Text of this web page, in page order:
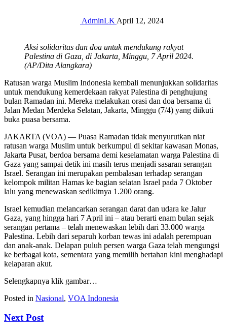
AdminLK April 12, 2024
Aksi solidaritas dan doa untuk mendukung rakyat
Palestina di Gaza, di Jakarta, Minggu, 7 April 2024.
(AP/Dita Alangkara)
Ratusan warga Muslim Indonesia kembali menunjukkan solidaritas
untuk mendukung kemerdekaan rakyat Palestina di penghujung
bulan Ramadan ini. Mereka melakukan orasi dan doa bersama di
Jalan Medan Merdeka Selatan, Jakarta, Minggu (7/4) yang diikuti
buka puasa bersama.
JAKARTA (VOA) — Puasa Ramadan tidak menyurutkan niat
ratusan warga Muslim untuk berkumpul di sekitar kawasan Monas,
Jakarta Pusat, berdoa bersama demi keselamatan warga Palestina di
Gaza yang sampai detik ini masih terus menjadi sasaran serangan
Israel. Serangan ini merupakan pembalasan terhadap serangan
kelompok militan Hamas ke bagian selatan Israel pada 7 Oktober
lalu yang menewaskan sedikitnya 1.200 orang.
Israel kemudian melancarkan serangan darat dan udara ke Jalur
Gaza, yang hingga hari 7 April ini – atau berarti enam bulan sejak
serangan pertama – telah menewaskan lebih dari 33.000 warga
Palestina. Lebih dari separuh korban tewas ini adalah perempuan
dan anak-anak. Delapan puluh persen warga Gaza telah mengungsi
ke berbagai kota, sementara yang memilih bertahan kini menghadapi
kelaparan akut.
Selengkapnya klik gambar…
Posted in Nasional, VOA Indonesia
Next Post